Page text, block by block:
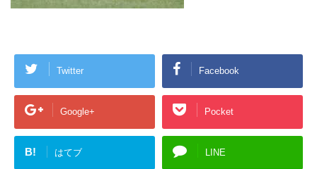
Twitter Facebook
Google+ Pocket
B! はてブ LINE